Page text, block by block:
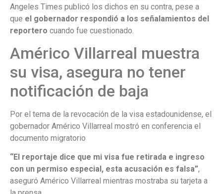
Angeles Times publicó los dichos en su contra, pese a
que el gobernador respondió a los señalamientos del
reportero cuando fue cuestionado.
Américo Villarreal muestra
su visa, asegura no tener
notificación de baja
Por el tema de la revocación de la visa estadounidense, el
gobernador Américo Villarreal mostró en conferencia el
documento migratorio
“El reportaje dice que mi visa fue retirada e ingreso
con un permiso especial, esta acusación es falsa”,
aseguró Américo Villarreal mientras mostraba su tarjeta a